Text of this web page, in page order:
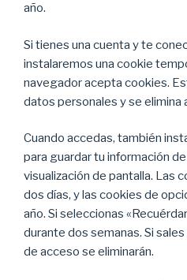
año.
Si tienes una cuenta y te
instalaremos una cookie
navegador acepta cookies.
datos personales y se elimina
Cuando accedas, también
para guardar tu información
visualización de pantalla. Las
dos días, y las cookies de
año. Si seleccionas
durante dos semanas. Si
de acceso se eliminarán.